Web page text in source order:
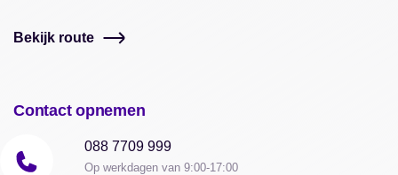
Bekijk route
Contact opnemen
088 7709 999
Op werkdagen van 9:00-17:00